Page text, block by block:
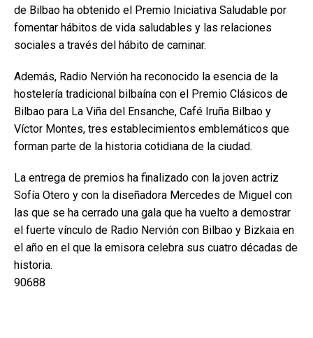
de Bilbao ha obtenido el Premio Iniciativa Saludable por
fomentar hábitos de vida saludables y las relaciones
sociales a través del hábito de caminar.
Además, Radio Nervión ha reconocido la esencia de la
hostelería tradicional bilbaína con el Premio Clásicos de
Bilbao para La Viña del Ensanche, Café Iruña Bilbao y
Víctor Montes, tres establecimientos emblemáticos que
forman parte de la historia cotidiana de la ciudad.
La entrega de premios ha finalizado con la joven actriz
Sofía Otero y con la diseñadora Mercedes de Miguel con
las que se ha cerrado una gala que ha vuelto a demostrar
el fuerte vínculo de Radio Nervión con Bilbao y Bizkaia en
el año en el que la emisora celebra sus cuatro décadas de
historia.
90688